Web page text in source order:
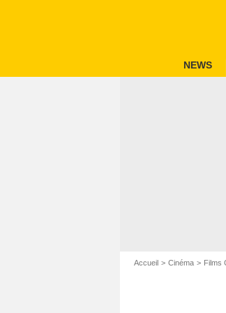
NEWS
Accueil Cinéma Films